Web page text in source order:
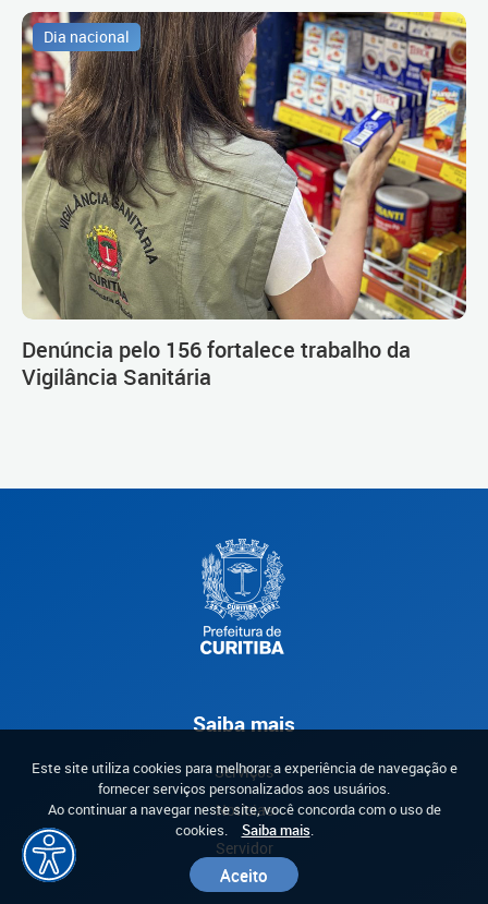
Dia nacional
Denúncia pelo 156 fortalece trabalho da
Vigilância Sanitária
Saiba mais
Serviços
Notícias
Servidor
Investidor
Este site utiliza cookies para melhorar a experiência de navegação e
fornecer serviços personalizados aos usuários.
Ao continuar a navegar neste site, você concorda com o uso de
cookies.
Saiba mais.
Aceito